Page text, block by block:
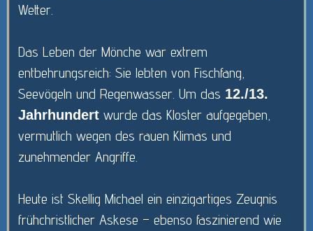
Wetter.
Das Leben der Mönche war extrem
entbehrungsreich: Sie lebten von Fischfang,
Seevögeln und Regenwasser. Um das 12./13.
Jahrhundert wurde das Kloster aufgegeben,
vermutlich wegen des rauen Klimas und
zunehmender Angriffe.
Heute ist Skellig Michael ein einzigartiges Zeugnis
frühchristlicher Askese – ebenso faszinierend wie